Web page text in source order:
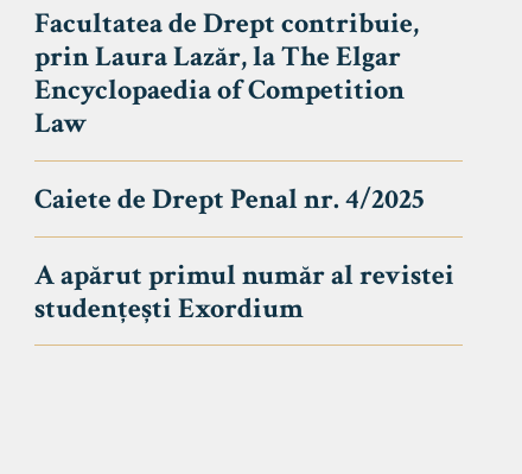
Facultatea de Drept contribuie,
prin Laura Lazăr, la The Elgar
Encyclopaedia of Competition
Law
Caiete de Drept Penal nr. 4/2025
A apărut primul număr al revistei
studențești Exordium